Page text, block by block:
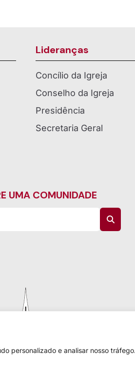
personalizado e analisar nosso
Lideranças
Concílio da Igreja
Conselho da Igreja
Presidência
Secretaria Geral
UMA COMUNIDADE